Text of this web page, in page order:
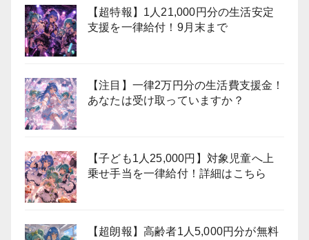
【超特報】1人21,000円分の生活安定
支援を一律給付！9月末まで
【注目】一律2万円分の生活費支援金！
あなたは受け取っていますか？
【子ども1人25,000円】対象児童へ上
乗せ手当を一律給付！詳細はこちら
【超朗報】高齢者1人5,000円分が無料